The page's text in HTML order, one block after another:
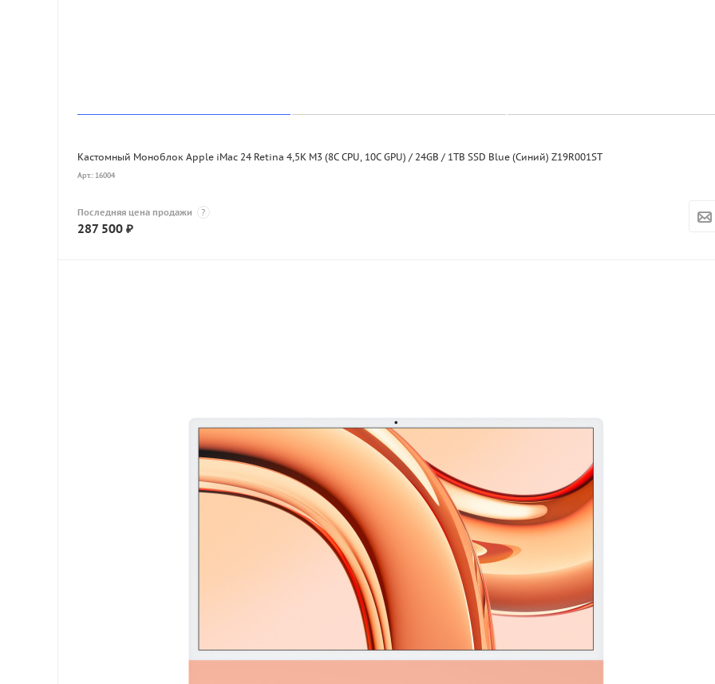
Кастомный Моноблок Apple iMac 24 Retina 4,5K M3 (8C CPU, 10C GPU) / 24GB / 1TB SSD Blue (Синий) Z19R001ST
Арт.: 16004
Последняя цена продажи ?
287 500 ₽